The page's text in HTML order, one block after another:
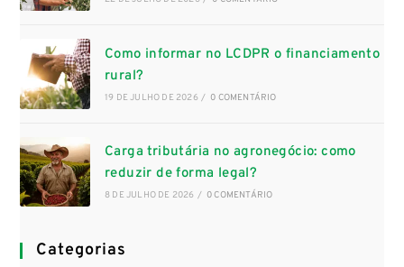
Como informar no LCDPR o financiamento
rural?
19 DE JULHO DE 2026 / 0 COMENTÁRIO
Carga tributária no agronegócio: como
reduzir de forma legal?
8 DE JULHO DE 2026 / 0 COMENTÁRIO
Categorias